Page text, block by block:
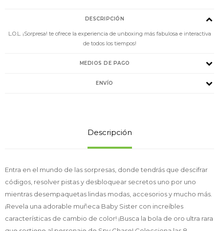
DESCRIPCIÓN
L.O.L. ¡Sorpresa! te ofrece la experiencia de unboxing más fabulosa e interactiva
de todos los tiempos!
MEDIOS DE PAGO
ENVÍO
Descripción
Entra en el mundo de las sorpresas, donde tendrás que descifrar
códigos, resolver pistas y desbloquear secretos uno por uno
mientras desempaquetas lindas modas, accesorios y mucho más.
¡Revela una adorable muñeca Baby Sister con increíbles
características de cambio de color! ¡Busca la bola de oro ultra rara